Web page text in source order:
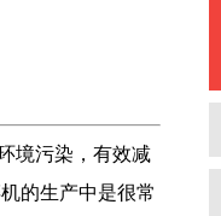
境污染，有效减
的生产中是很常